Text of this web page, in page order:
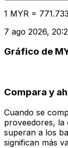
1 MYR =
7 ago 2026,
Gráfico de
Compara y
Cuando se
proveedores, la
superan a los
significan más